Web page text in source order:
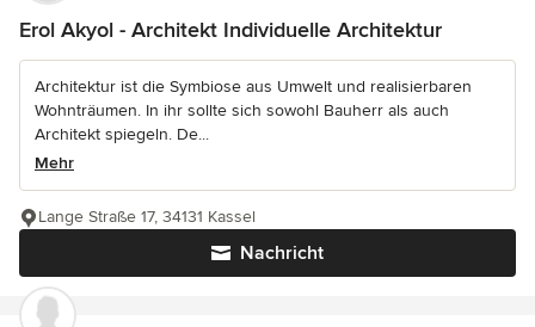
Erol Akyol - Architekt Individuelle Architektur
Architektur ist die Symbiose aus Umwelt und realisierbaren
Wohnträumen. In ihr sollte sich sowohl Bauherr als auch
Architekt spiegeln. De...
Mehr
Nachricht
Lange Straße 17, 34131 Kassel